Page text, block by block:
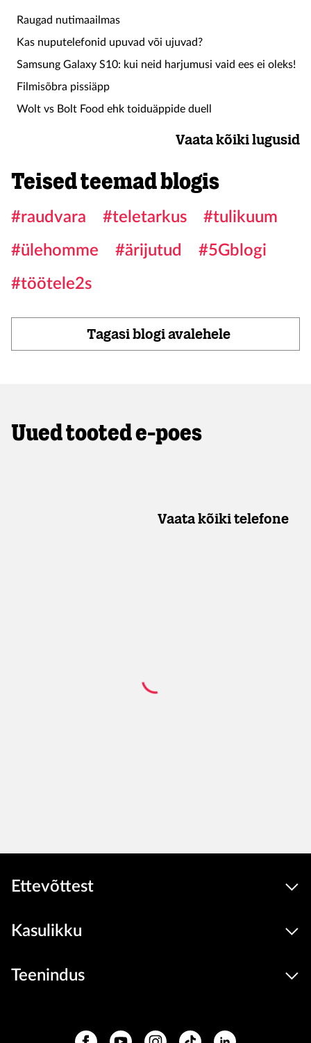
Raugad nutimaailmas
Kas nuputelefonid upuvad või ujuvad?
Samsung Galaxy S10: kui neid harjumusi vaid ees ei oleks!
Filmisõbra pissiäpp
Wolt vs Bolt Food ehk toiduäppide duell
Vaata kõiki lugusid
Teised teemad blogis
#raudvara #teletarkus
#tulikuum
#ülehomme
#ärijutud
#5Gblogi
#töötele2s
Tagasi blogi avalehele
Uued tooted e-poes
Vaata kõiki telefone
Ettevõttest
Kasulikku
Teenindus